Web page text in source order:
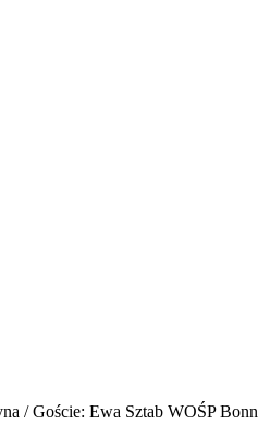
/ Goście: Ewa Sztab WOŚP Bonn